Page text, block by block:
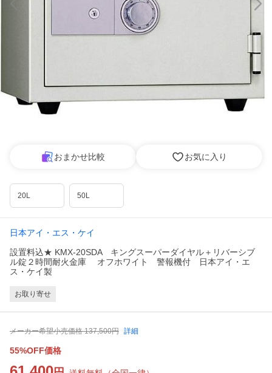
おまかせ比較 お気に入り
20L 50L
日本アイ・エス・ケイ
設置料込★ KMX-20SDA キングスーパーダイヤル＋リバーシブ
ル錠２時間耐火金庫 オフホワイト 警報機付 日本アイ・エ
ス・ケイ製
お取り寄せ
メーカー希望小売価格 137,500円 詳細
55%OFF価格